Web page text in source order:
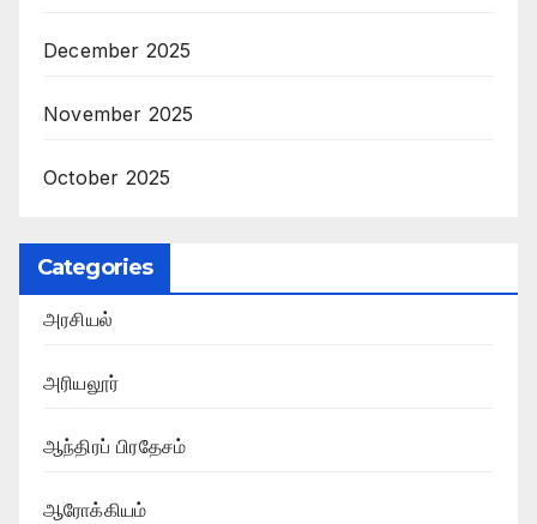
December 2025
November 2025
October 2025
Categories
அரசியல்
அரியலூர்
ஆந்திரப் பிரதேசம்
ஆரோக்கியம்